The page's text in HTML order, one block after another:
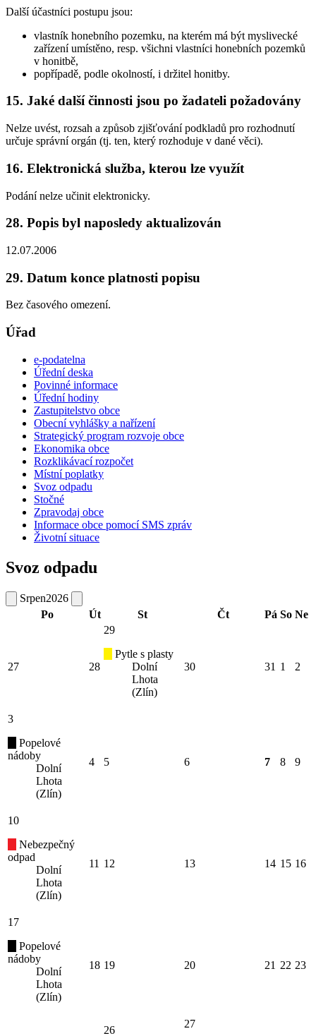
Další účastníci postupu jsou:
vlastník honebního pozemku, na kterém má být myslivecké
zařízení umístěno, resp. všichni vlastníci honebních pozemků
v honitbě,
popřípadě, podle okolností, i držitel honitby.
15. Jaké další činnosti jsou po žadateli požadovány
Nelze uvést, rozsah a způsob zjišťování podkladů pro rozhodnutí
určuje správní orgán (tj. ten, který rozhoduje v dané věci).
16. Elektronická služba, kterou lze využít
Podání nelze učinit elektronicky.
28. Popis byl naposledy aktualizován
12.07.2006
29. Datum konce platnosti popisu
Bez časového omezení.
Úřad
e-podatelna
Úřední deska
Povinné informace
Úřední hodiny
Zastupitelstvo obce
Obecní vyhlášky a nařízení
Strategický program rozvoje obce
Ekonomika obce
Rozklikávací rozpočet
Místní poplatky
Svoz odpadu
Stočné
Zpravodaj obce
Informace obce pomocí SMS zpráv
Životní situace
Svoz odpadu
Srpen2026
Po
Út St Čt Pá So Ne
27 28
29
Pytle s plasty
Dolní
Lhota
(Zlín)
30 31 1 2
3
Popelové
nádoby
Dolní
Lhota
(Zlín)
4 5 6 7 8 9
10
Nebezpečný
odpad
Dolní
Lhota
(Zlín)
11 12 13 14 15 16
17
Popelové
nádoby
Dolní
Lhota
(Zlín)
18 19 20 21 22 23
26
27